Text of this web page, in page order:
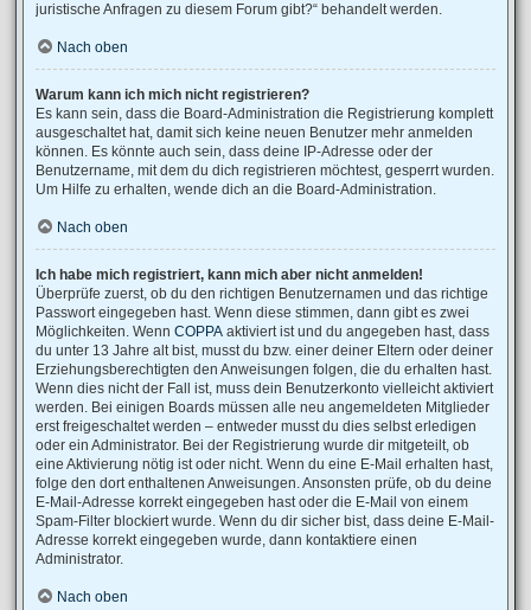
juristische Anfragen zu diesem Forum gibt?“ behandelt werden.
Nach oben
Warum kann ich mich nicht registrieren?
Es kann sein, dass die Board-Administration die Registrierung komplett
ausgeschaltet hat, damit sich keine neuen Benutzer mehr anmelden
können. Es könnte auch sein, dass deine IP-Adresse oder der
Benutzername, mit dem du dich registrieren möchtest, gesperrt wurden.
Um Hilfe zu erhalten, wende dich an die Board-Administration.
Nach oben
Ich habe mich registriert, kann mich aber nicht anmelden!
Überprüfe zuerst, ob du den richtigen Benutzernamen und das richtige
Passwort eingegeben hast. Wenn diese stimmen, dann gibt es zwei
Möglichkeiten. Wenn COPPA aktiviert ist und du angegeben hast, dass
du unter 13 Jahre alt bist, musst du bzw. einer deiner Eltern oder deiner
Erziehungsberechtigten den Anweisungen folgen, die du erhalten hast.
Wenn dies nicht der Fall ist, muss dein Benutzerkonto vielleicht aktiviert
werden. Bei einigen Boards müssen alle neu angemeldeten Mitglieder
erst freigeschaltet werden – entweder musst du dies selbst erledigen
oder ein Administrator. Bei der Registrierung wurde dir mitgeteilt, ob
eine Aktivierung nötig ist oder nicht. Wenn du eine E-Mail erhalten hast,
folge den dort enthaltenen Anweisungen. Ansonsten prüfe, ob du deine
E-Mail-Adresse korrekt eingegeben hast oder die E-Mail von einem
Spam-Filter blockiert wurde. Wenn du dir sicher bist, dass deine E-Mail-
Adresse korrekt eingegeben wurde, dann kontaktiere einen
Administrator.
Nach oben